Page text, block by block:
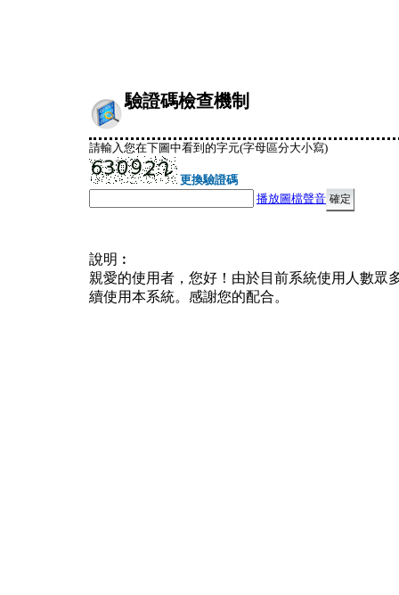
驗證碼檢查機制
請輸入您在下圖中看到的字元(字母區分大小寫)
更換驗證碼
播放圖檔聲音
說明︰
親愛的使用者，您好！由於目前系統使用人數眾
續使用本系統。感謝您的配合。